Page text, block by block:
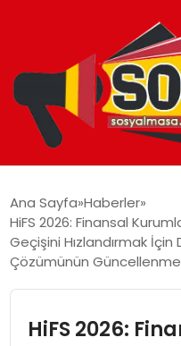
EKONOMI
TEKNOLOJI
Ana Sayfa Haberler
HiFS 2026: Finansal
Geçişini Hızlandırmak
Çözümünün
HiFS 2026: